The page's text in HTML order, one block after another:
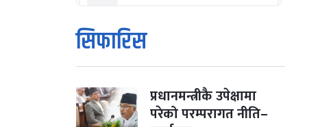
१
आइत
कार्तिक सङ्क्रान्ति
कार्तिक १, २०८३
मंगल कार्तिक ३, २०८३-Oct 20, 2026
सिफारिस
प्रधानमन्त्रीकै उपेक्षामा
परेको परम्परागत नीति–